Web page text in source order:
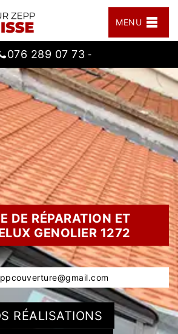
MENU
076 289 07 73 -
DE RÉPARATION ET
GENOLIER 1272
RÉALISATIONS